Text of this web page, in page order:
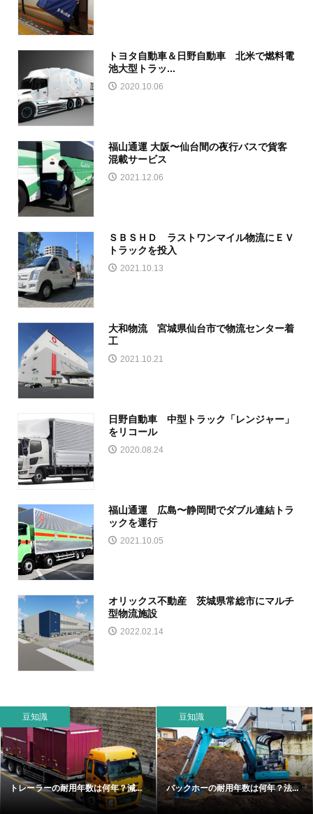
トヨタ自動車＆日野自動車 北米で燃料電
池大型トラッ...
2020.10.06
福山通運 大阪〜仙台間の夜行バスで貨客
混載サービス
2021.12.06
ＳＢＳＨＤ ラストワンマイル物流にＥＶ
トラックを投入
2021.10.13
大和物流 宮城県仙台市で物流センター着
工
2021.10.21
日野自動車 中型トラック「レンジャー」
をリコール
2020.08.24
福山通運 広島〜静岡間でダブル連結トラ
ックを運行
2021.10.05
オリックス不動産 茨城県常総市にマルチ
型物流施設
2022.02.14
豆知識
トレーラーの耐用年数は何年？減...
豆知識
バックホーの耐用年数は何年？法...